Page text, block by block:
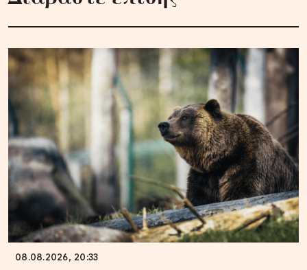
08.08.2026, 20:33